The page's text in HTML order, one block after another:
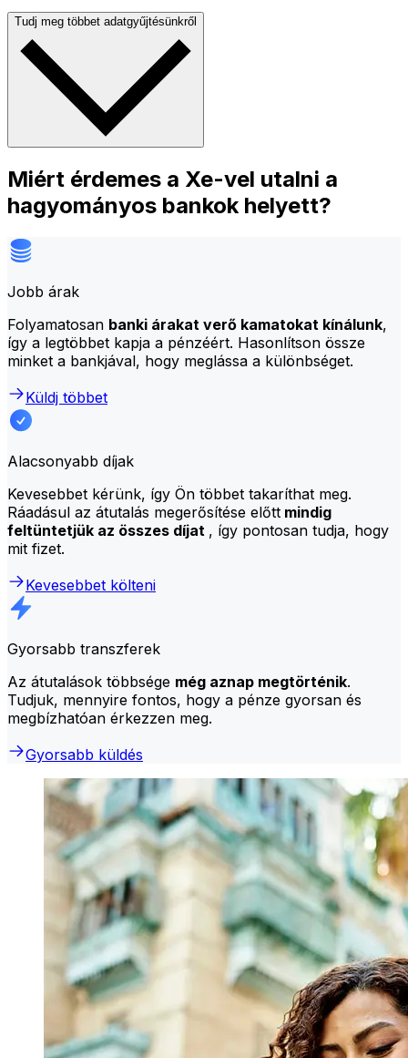
Tudj meg többet adatgyűjtésünkről
Miért érdemes a Xe-vel utalni a
hagyományos bankok helyett?
Jobb árak
Folyamatosan banki árakat verő kamatokat kínálunk,
így a legtöbbet kapja a pénzéért. Hasonlítson össze
minket a bankjával, hogy meglássa a különbséget.
Küldj többet
Alacsonyabb díjak
Kevesebbet kérünk, így Ön többet takaríthat meg.
Ráadásul az átutalás megerősítése előtt mindig
feltüntetjük az összes díjat , így pontosan tudja, hogy
mit fizet.
Kevesebbet költeni
Gyorsabb transzferek
Az átutalások többsége még aznap megtörténik.
Tudjuk, mennyire fontos, hogy a pénze gyorsan és
megbízhatóan érkezzen meg.
Gyorsabb küldés